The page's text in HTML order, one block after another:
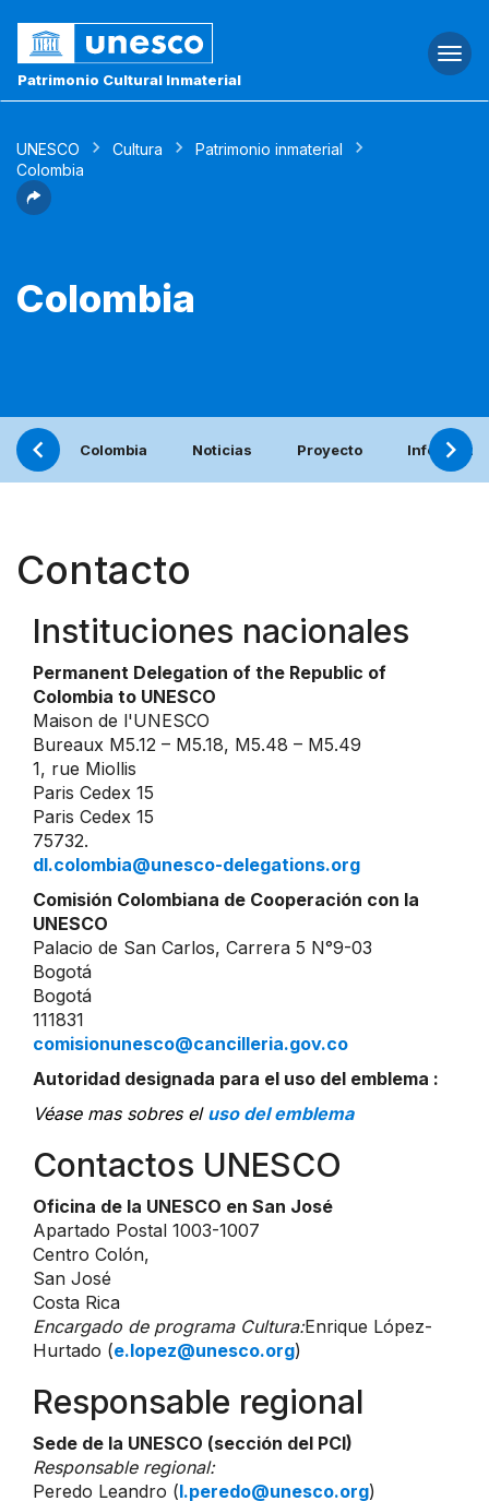
Patrimonio Cultural Inmaterial
UNESCO Cultura
Patrimonio inmaterial
Colombia
Colombia
Colombia Noticias Proyecto Informe
Contacto
Instituciones nacionales
Permanent Delegation of the Republic of
Colombia to UNESCO
Maison de l'UNESCO
Bureaux M5.12 – M5.18, M5.48 – M5.49
1, rue Miollis
Paris Cedex 15
Paris Cedex 15
75732.
dl.colombia@unesco-delegations.org
Comisión Colombiana de Cooperación con la
UNESCO
Palacio de San Carlos, Carrera 5 N°9-03
Bogotá
Bogotá
111831
comisionunesco@cancilleria.gov.co
Autoridad designada para el uso del emblema :
Véase mas sobres el uso del emblema
Contactos UNESCO
Oficina de la UNESCO en San José
Apartado Postal 1003-1007
Centro Colón,
San José
Costa Rica
Encargado de programa Cultura:Enrique López-
Hurtado (e.lopez@unesco.org)
Responsable regional
Sede de la UNESCO (sección del PCI)
Responsable regional:
Peredo Leandro (l.peredo@unesco.org)